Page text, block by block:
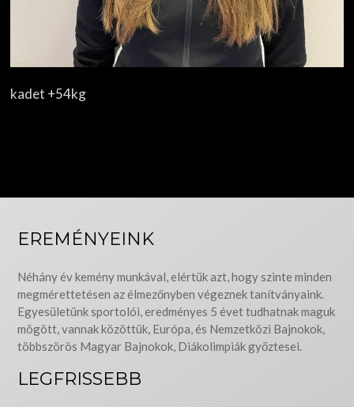
kadet +54kg
EREMÉNYEINK
Néhány év kemény munkával, elértük azt, hogy szinte minden
megmérettetésen az élmezőnyben végeznek tanítványaink.
Egyesületünk sportolói, eredményes 5 évet tudhatnak maguk
mögött, vannak közöttük, Európa, és Nemzetközi Bajnokok,
többszörös Magyar Bajnokok, Diákolimpiák győztesei.
LEGFRISSEBB